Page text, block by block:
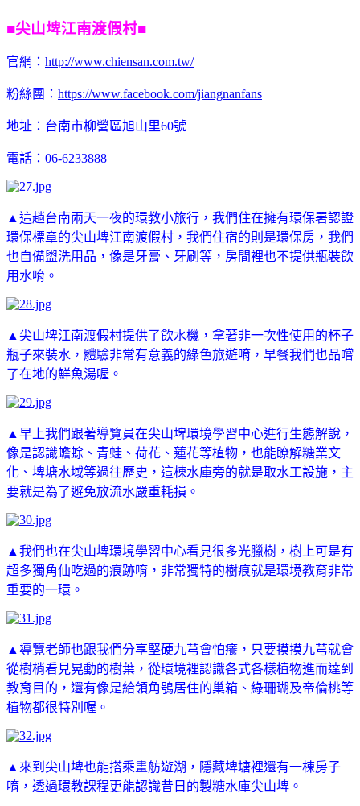
■尖山埤江南渡假村■
官網： http://www.chiensan.com.tw/
粉絲團： https://www.facebook.com/jiangnanfans
地址：台南市柳營區旭山里60號
電話： 06-6233888
▲這趟台南兩天一夜的環教小旅行，我們住在擁有環保署認證
環保標章的尖山埤江南渡假村，我們住宿的則是環保房，我們
也自備盥洗用品，像是牙膏、牙刷等，房間裡也不提供瓶裝飲
用水唷。
▲ 尖山埤江南渡假村提供了飲水機，拿著非一次性使用的杯子
瓶子來裝水，體驗非常有意義的綠色旅遊唷，早餐我們也品嚐
了在地的鮮魚湯喔。
▲早上我們跟著導覽員在尖山埤環境學習中心進行生態解說，
像是認識蟾蜍、青蛙、荷花、蓮花等植物，也能瞭解糖業文
化、埤塘水域等過往歷史，這棟水庫旁的就是取水工設施，主
要就是為了避免放流水嚴重耗損。
▲我們也在尖山埤環境學習中心看見很多光臘樹，樹上可是有
超多獨角仙吃過的痕跡唷，非常獨特的樹痕就是環境教育非常
重要的一環。
▲導覽老師也跟我們分享堅硬九芎會怕癢，只要摸摸九芎就會
從樹梢看見晃動的樹葉，從環境裡認識各式各樣植物進而達到
教育目的，還有像是給領角鴞居住的巢箱、綠珊瑚及帝倫桃等
植物都很特別喔。
▲來到尖山埤也能搭乘畫舫遊湖，隱藏埤塘裡還有一棟房子
唷，透過環教課程更能認識昔日的製糖水庫尖山埤。